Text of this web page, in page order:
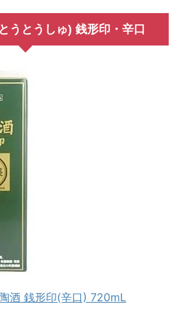
うとうしゅ) 銭形印・辛口
酒 銭形印(辛口) 720mL